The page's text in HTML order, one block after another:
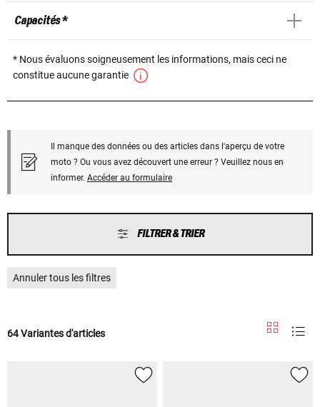
Capacités *
* Nous évaluons soigneusement les informations, mais ceci ne
constitue aucune garantie
Il manque des données ou des articles dans l'aperçu de votre
moto ? Ou vous avez découvert une erreur ? Veuillez nous en
informer. Accéder au formulaire
FILTRER & TRIER
Annuler tous les filtres
64 Variantes d'articles